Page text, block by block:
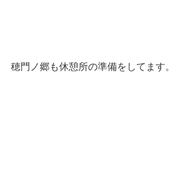
穂門ノ郷も休憩所の準備をしてます。